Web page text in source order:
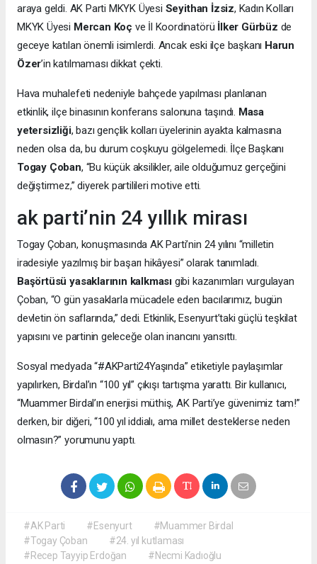
araya geldi. AK Parti MKYK Üyesi Seyithan İzsiz, Kadın Kolları
MKYK Üyesi Mercan Koç ve İl Koordinatörü İlker Gürbüz de
geceye katılan önemli isimlerdi. Ancak eski ilçe başkanı Harun
Özer’in katılmaması dikkat çekti.
Hava muhalefeti nedeniyle bahçede yapılması planlanan
etkinlik, ilçe binasının konferans salonuna taşındı. Masa
yetersizliği, bazı gençlik kolları üyelerinin ayakta kalmasına
neden olsa da, bu durum coşkuyu gölgelemedi. İlçe Başkanı
Togay Çoban, “Bu küçük aksilikler, aile olduğumuz gerçeğini
değiştirmez,” diyerek partilileri motive etti.
ak parti’nin 24 yıllık mirası
Togay Çoban, konuşmasında AK Parti’nin 24 yılını “milletin
iradesiyle yazılmış bir başarı hikâyesi” olarak tanımladı.
Başörtüsü yasaklarının kalkması gibi kazanımları vurgulayan
Çoban, “O gün yasaklarla mücadele eden bacılarımız, bugün
devletin ön saflarında,” dedi. Etkinlik, Esenyurt’taki güçlü teşkilat
yapısını ve partinin geleceğe olan inancını yansıttı.
Sosyal medyada “#AKParti24Yaşında” etiketiyle paylaşımlar
yapılırken, Birdal’ın “100 yıl” çıkışı tartışma yarattı. Bir kullanıcı,
“Muammer Birdal’ın enerjisi müthiş, AK Parti’ye güvenimiz tam!”
derken, bir diğeri, “100 yıl iddialı, ama millet desteklerse neden
olmasın?” yorumunu yaptı.
#AK Parti #Esenyurt
#Muammer Birdal
#Togay Çoban
#24. yıl kutlaması
#Recep Tayyip Erdoğan
#Necmi Kadıoğlu